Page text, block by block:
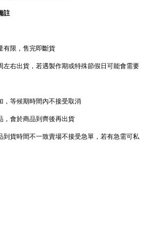
註
有限，售完即斷貨
右出貨， 若遇製作期或特殊節假日可能會需要
，等候期時間內不接受取消
，會於商品到齊後再出貨
到貨時間不一致賣場不接受急單，若有急需可私